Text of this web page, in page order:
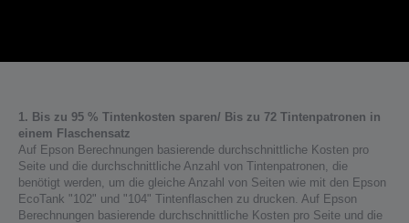
1. Bis zu 95 % Tintenkosten sparen/ Bis zu 72 Tintenpatronen in
einem Flaschensatz
Auf Epson Berechnungen basierende durchschnittliche Kosten pro
Seite und die durchschnittliche Anzahl von Tintenpatronen, die
benötigt werden, um die gleiche Anzahl von Seiten wie mit den Epson
EcoTank "102" und "104" Tintenflaschen zu drucken. Auf Epson
Berechnungen basierende durchschnittliche Kosten pro Seite und die